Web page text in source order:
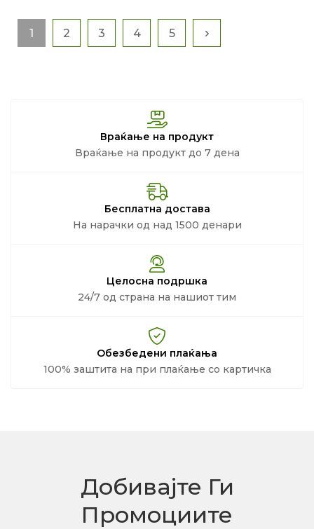
1 2 3 4 5
Враќање на продукт
Враќање на продукт до 7 дена
Бесплатна достава
На нарачки од над 1500 денари
Целосна подршка
24/7 од страна на нашиот тим
Обезбедени плаќања
100% заштита на при плаќање со картичка
Добивајте Ги
Промоциите